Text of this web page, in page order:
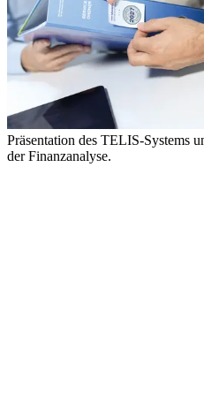
Präsentation des TELIS-Systems
der Finanzanalyse.